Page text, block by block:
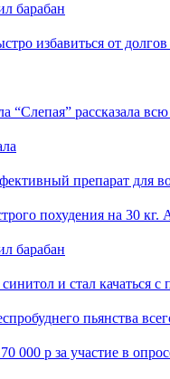
барабан
избавиться от
“Слепая” рассказала
препарат для
похудения на 30
барабан
и стал качаться
пьянства
000 р за участие в